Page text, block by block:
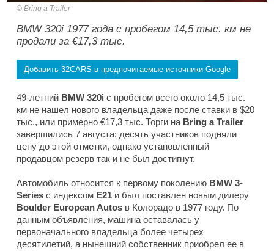
Bring a Trailer
BMW 320i 1977 года с пробегом 14,5 тыс. км не
продали за €17,3 тыс.
Добавить 32CARS в предпочитаемые источники Google
49-летний BMW 320i с пробегом всего около 14,5 тыс.
км не нашел нового владельца даже после ставки в $20
тыс., или примерно €17,3 тыс. Торги на Bring a Trailer
завершились 7 августа: десять участников подняли
цену до этой отметки, однако установленный
продавцом резерв так и не был достигнут.
Автомобиль относится к первому поколению BMW 3-
Series с индексом E21 и был поставлен новым дилеру
Boulder European Autos в Колорадо в 1977 году. По
данным объявления, машина оставалась у
первоначального владельца более четырех
десятилетий, а нынешний собственник приобрел ее в